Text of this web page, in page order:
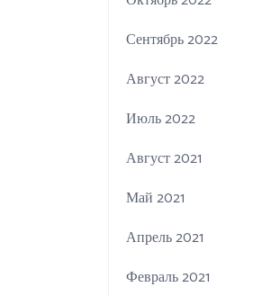
Сентябрь 2022
Август 2022
Июль 2022
Август 2021
Май 2021
Апрель 2021
Февраль 2021